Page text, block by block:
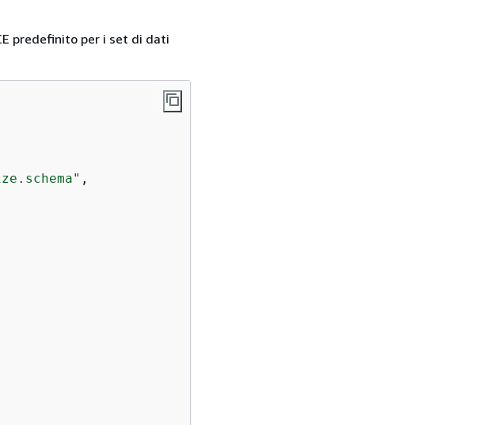
predefinito per i set di dati
,